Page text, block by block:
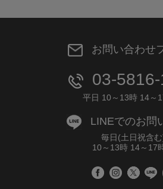
お問い合わせ
03-
平日 10～13時 14～
LINEでのお問
毎日(土日祝含
10～13時 14～17